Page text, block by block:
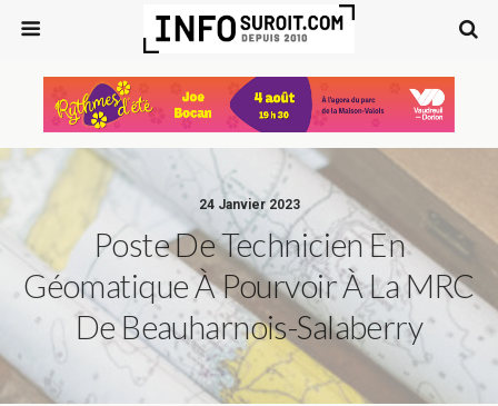
24 Janvier 2023
Poste De Technicien En
Géomatique À Pourvoir À La MRC
De Beauharnois-Salaberry